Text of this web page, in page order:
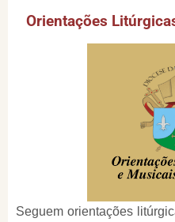
Orientações
Seguem orientações